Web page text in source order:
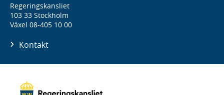
Regeringskansliet
103 33 Stockholm
Växel 08-405 10 00
Kontakt